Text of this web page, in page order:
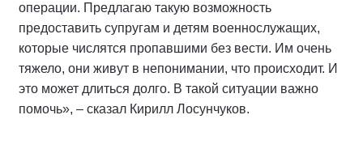
операции. Предлагаю такую возможность
предоставить супругам и детям военнослужащих,
которые числятся пропавшими без вести. Им очень
тяжело, они живут в непонимании, что происходит. И
это может длиться долго. В такой ситуации важно
помочь», – сказал Кирилл Лосунчуков.